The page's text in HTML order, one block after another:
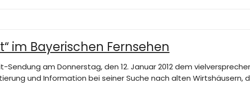
im Bayerischen Fernsehen
Sendung am Donnerstag, den 12. Januar 2012 dem
und Information bei seiner Suche nach alten Wirtshäusern,